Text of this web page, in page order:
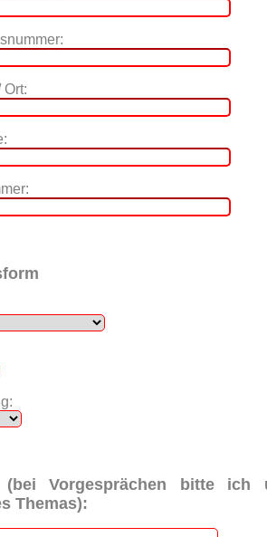
Ort:
(bei Vorgesprächen bitte ich
Themas):